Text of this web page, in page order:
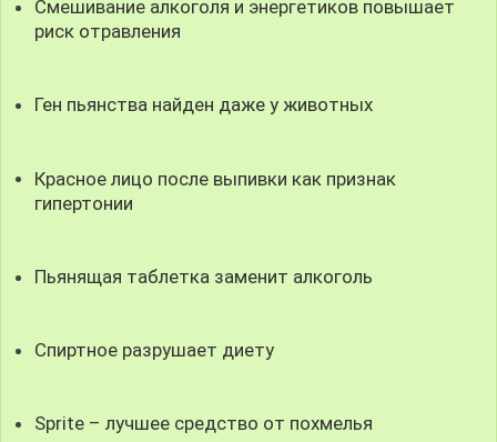
Смешивание алкоголя и энергетиков повышает
риск отравления
Ген пьянства найден даже у животных
Красное лицо после выпивки как признак
гипертонии
Пьянящая таблетка заменит алкоголь
Спиртное разрушает диету
Sprite – лучшее средство от похмелья